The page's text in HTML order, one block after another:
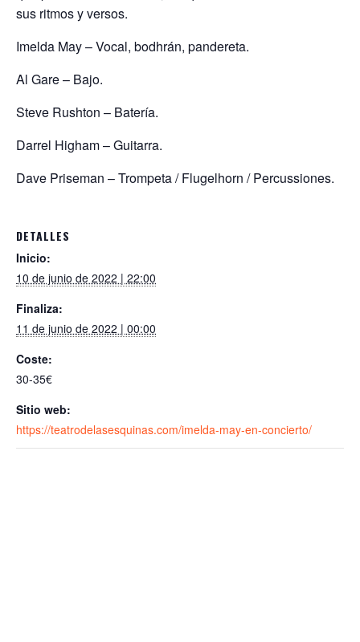
sus ritmos y versos.
Imelda May – Vocal, bodhrán, pandereta.
Al Gare – Bajo.
Steve Rushton – Batería.
Darrel Higham – Guitarra.
Dave Priseman – Trompeta / Flugelhorn / Percussiones.
DETALLES
Inicio:
10 de junio de 2022 | 22:00
Finaliza:
11 de junio de 2022 | 00:00
Coste:
30-35€
Sitio web:
https://teatrodelasesquinas.com/imelda-may-en-concierto/